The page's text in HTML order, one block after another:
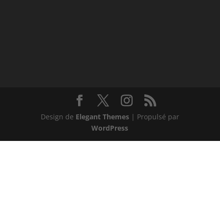
Design de Elegant Themes| Propulsé par
WordPress